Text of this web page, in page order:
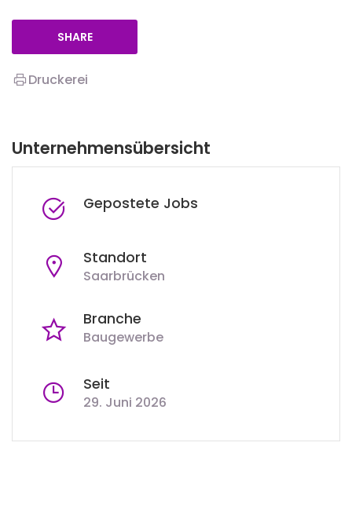
SHARE
Druckerei
Unternehmensübersicht
Gepostete Jobs
Standort
Saarbrücken
Branche
Baugewerbe
Seit
29. Juni 2026